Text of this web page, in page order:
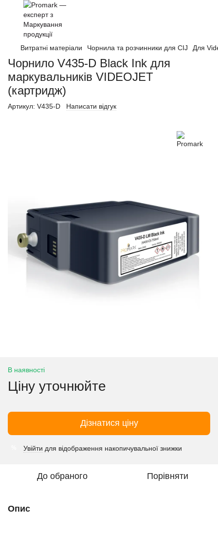
Витратні матеріали Чорнила та розчинники для CIJ Для
Чорнило V435-D Black Ink для
маркувальників VIDEOJET
(картридж)
Артикул: V435-D Написати відгук
В наявності
Ціну уточнюйте
Дізнатися ціну
Увійти для відображення накопичувальної знижки
До обраного Порівняти
Опис